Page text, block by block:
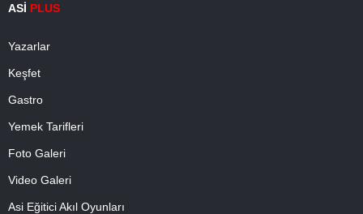
ASİ PLUS
Yazarlar
Keşfet
Gastro
Yemek Tarifleri
Foto Galeri
Video Galeri
Asi Eğitici Akıl Oyunları